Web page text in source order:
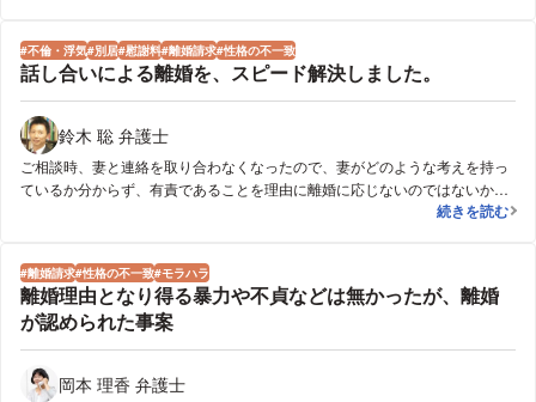
もつれると考えていましたが、スムーズに合意できたことを大変喜んでいま
した。
不倫・浮気 別居 慰謝料 離婚請求 性格の不一致
話し合いによる離婚を、スピード解決しました。
鈴木 聡 弁護士
ご相談時、妻と連絡を取り合わなくなったので、妻がどのような考えを持っ
ているか分からず、有責であることを理由に離婚に応じないのではないか、
という懸念もあり、離婚の話し合いに踏み切れなかったようです。そこで、
重ね、ひとつひとつ、妻の疑問、懸念に対し、丁寧に回答していきました。
徐々に双方の溝が埋まり、妻から、適切な条件であれば、話し合いによる離
婚に応じる、という回答を得ました。そこで、ご依頼者と打ち合わせを重
ね、夫も、条件を丁寧に検討したものを提示した結果、ファーストコンタク
トから3ヶ月で解決に至りました。
話し合いによ
続きを読む
離婚請求 性格の不一致 モラハラ
離婚理由となり得る暴力や不貞などは無かったが、離婚
が認められた事案
岡本 理香 弁護士